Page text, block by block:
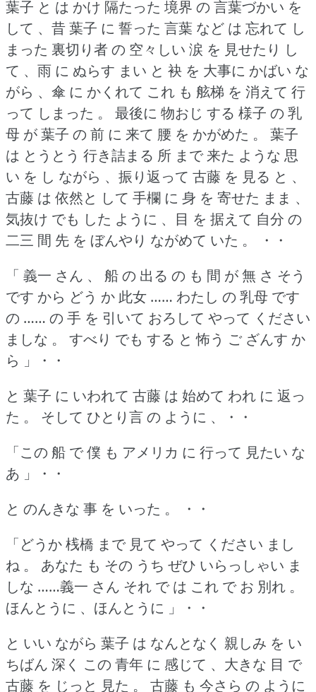
葉子 と は かけ 隔たった 境界 の 言葉づかい を
して 、昔 葉子 に 誓った 言葉 など は 忘れて し
まった 裏切り者 の 空々しい 涙 を 見せたり し
て 、雨 に ぬらす まい と 袂 を 大事に かばい な
がら 、傘 に かくれて これ も 舷梯 を 消えて 行
って しまった 。
最後に 物おじ する 様子 の 乳
母 が 葉子 の 前 に 来て 腰 を かがめた 。
葉子
は とうとう 行き詰まる 所 まで 来た ような 思
い を し ながら 、振り返って 古藤 を 見る と 、
古藤 は 依然と して 手欄 に 身 を 寄せた まま 、
気抜け でも した ように 、目 を 据えて 自分 の
二三 間 先 を ぼんやり ながめて いた 。
・・
「 義一 さん 、 船 の 出る の も 間 が 無 さ そう
です から どう か 此女 …… わたし の 乳母 です
の …… の 手 を 引いて おろして やって ください
ましな 。
すべり でも する と 怖う ご ざんす か
ら 」・・
と 葉子 に いわれて 古藤 は 始めて われ に 返っ
た 。
そして ひとり言 の ように 、・・
「この 船 で 僕 も アメリカ に 行って 見たい な
あ 」・・
と のんきな 事 を いった 。
・・
「どうか 桟橋 まで 見て やって ください まし
ね 。
あなた も その うち ぜひ いらっしゃい ま
しな ……義一 さん それ で は これ で お 別れ 。
ほんとうに 、ほんとうに 」・・
と いい ながら 葉子 は なんとなく 親しみ を い
ちばん 深く この 青年 に 感じて 、大きな 目 で
古藤 を じっと 見た 。
古藤 も 今さら の ように